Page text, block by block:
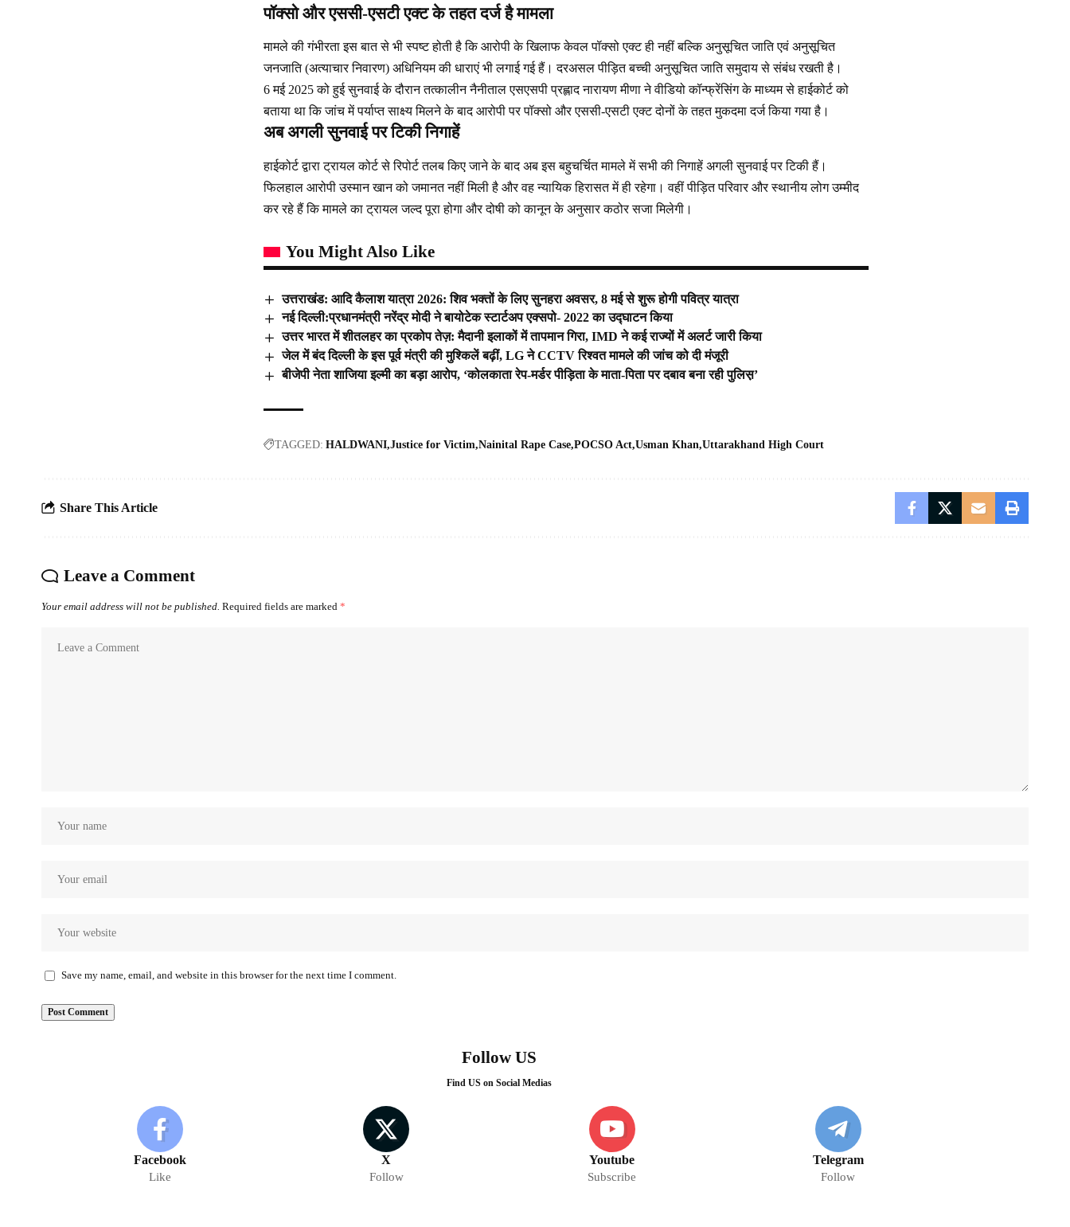
पॉक्सो और एससी-एसटी एक्ट के तहत दर्ज है मामला
मामले की गंभीरता इस बात से भी स्पष्ट होती है कि आरोपी के खिलाफ केवल पॉक्सो एक्ट ही नहीं बल्कि अनुसूचित जाति एवं अनुसूचित
जनजाति (अत्याचार निवारण) अधिनियम की धाराएं भी लगाई गई हैं। दरअसल पीड़ित बच्ची अनुसूचित जाति समुदाय से संबंध रखती है।
6 मई 2025 को हुई सुनवाई के दौरान तत्कालीन नैनीताल एसएसपी प्रह्लाद नारायण मीणा ने वीडियो कॉन्फ्रेंसिंग के माध्यम से हाईकोर्ट को
बताया था कि जांच में पर्याप्त साक्ष्य मिलने के बाद आरोपी पर पॉक्सो और एससी-एसटी एक्ट दोनों के तहत मुकदमा दर्ज किया गया है।
अब अगली सुनवाई पर टिकी निगाहें
हाईकोर्ट द्वारा ट्रायल कोर्ट से रिपोर्ट तलब किए जाने के बाद अब इस बहुचर्चित मामले में सभी की निगाहें अगली सुनवाई पर टिकी हैं।
फिलहाल आरोपी उस्मान खान को जमानत नहीं मिली है और वह न्यायिक हिरासत में ही रहेगा। वहीं पीड़ित परिवार और स्थानीय लोग उम्मीद
कर रहे हैं कि मामले का ट्रायल जल्द पूरा होगा और दोषी को कानून के अनुसार कठोर सजा मिलेगी।
You Might Also Like
उत्तराखंड: आदि कैलाश यात्रा 2026: शिव भक्तों के लिए सुनहरा अवसर, 8 मई से शुरू होगी पवित्र यात्रा
नई दिल्ली:प्रधानमंत्री नरेंद्र मोदी ने बायोटेक स्टार्टअप एक्सपो- 2022 का उद्घाटन किया
उत्तर भारत में शीतलहर का प्रकोप तेज़: मैदानी इलाकों में तापमान गिरा, IMD ने कई राज्यों में अलर्ट जारी किया
जेल में बंद दिल्ली के इस पूर्व मंत्री की मुश्किलें बढ़ीं, LG ने CCTV रिश्वत मामले की जांच को दी मंजूरी
बीजेपी नेता शाजिया इल्मी का बड़ा आरोप, ‘कोलकाता रेप-मर्डर पीड़िता के माता-पिता पर दबाव बना रही पुलिस़’
TAGGED: HALDWANI Justice for Victim Nainital Rape Case POCSO Act Usman Khan Uttarakhand High Court
Share This Article
Leave a Comment
Your email address will not be published. Required fields are marked *
Save my name, email, and website in this browser for the next time I comment.
Follow US
Find US on Social Medias
Facebook
Like
X
Follow
Youtube
Subscribe
Telegram
Follow